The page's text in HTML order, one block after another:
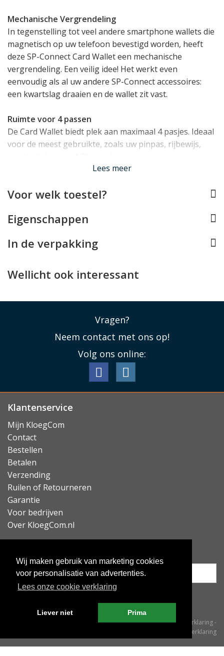
Wij maken gebruik van marketing cookies
voor personalisatie van advertenties.
Lees onze cookie verklaring
Liever niet Prima
Mechanische Vergrendeling
In tegenstelling tot veel andere smartphone wallets die
magnetisch op uw telefoon bevestigd worden, heeft
deze SP-Connect Card Wallet een mechanische
vergrendeling. Een veilig idee! Het werkt even
eenvoudig als al uw andere SP-Connect accessoires:
een kwartslag draaien en de wallet zit vast.
Ruimte voor 4 passen
De Card Wallet biedt plek aan maximaal 4 pasjes. Ideaal
voor de meest gebruikte, zoals uw pinpas, rijbewijs,
Deze pasjeshouder van SP-Connect is voorzien van
voorkomen.
Lees meer
Voor welk toestel?
Eigenschappen
In de verpakking
Wellicht ook interessant
Vragen?
Neem contact met ons op!
Volg ons online:
Klantenservice
Mijn KloegCom
Contact
Bestellen
Betalen
Verzending
Ruilen of Retourneren
Garantie
Voor bedrijven
Over KloegCom.nl
Algemene voorwaarden-Cookieverklaring-
Privacyverklaring